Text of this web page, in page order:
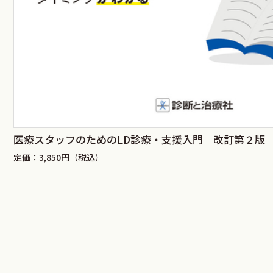
医療スタッフのためのLD診療・支援入門 改訂第２版
定価：3,850円（税込）